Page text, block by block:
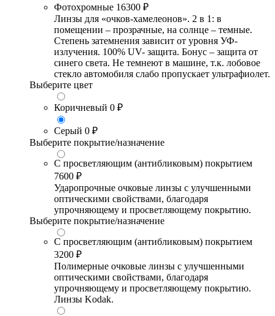
Фотохромные 16300 ₽
Линзы для «очков-хамелеонов». 2 в 1: в
помещении – прозрачные, на солнце – темные.
Степень затемнения зависит от уровня УФ-
излучения. 100% UV- защита. Бонус – защита от
синего света. Не темнеют в машине, т.к. лобовое
стекло автомобиля слабо пропускает ультрафиолет.
Выберите цвет
Коричневый 0 ₽
Серый 0 ₽
Выберите покрытие/назначение
С просветляющим (антибликовым) покрытием
7600 ₽
Ударопрочные очковые линзы с улучшенными
оптическими свойствами, благодаря
упрочняющему и просветляющему покрытию.
Выберите покрытие/назначение
С просветляющим (антибликовым) покрытием
3200 ₽
Полимерные очковые линзы с улучшенными
оптическими свойствами, благодаря
упрочняющему и просветляющему покрытию.
Линзы Kodak.